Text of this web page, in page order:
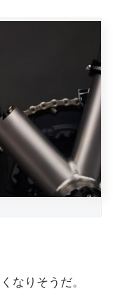
なりそうだ。